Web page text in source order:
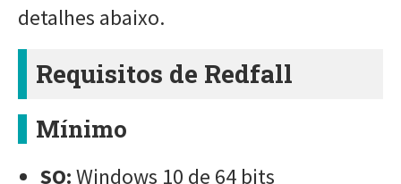
detalhes abaixo.
Requisitos de Redfall
Mínimo
SO:Windows 10 de 64 bits